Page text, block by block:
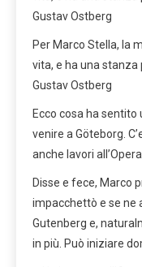
Per Marco Stella, la
vita, e ha una stanza
Gustav Ostberg
Ecco cosa ha sentito
venire a Göteborg.
anche lavori
Disse e fece, Marco
impacchettò e se ne
Gutenberg e,
in più. Può iniziare